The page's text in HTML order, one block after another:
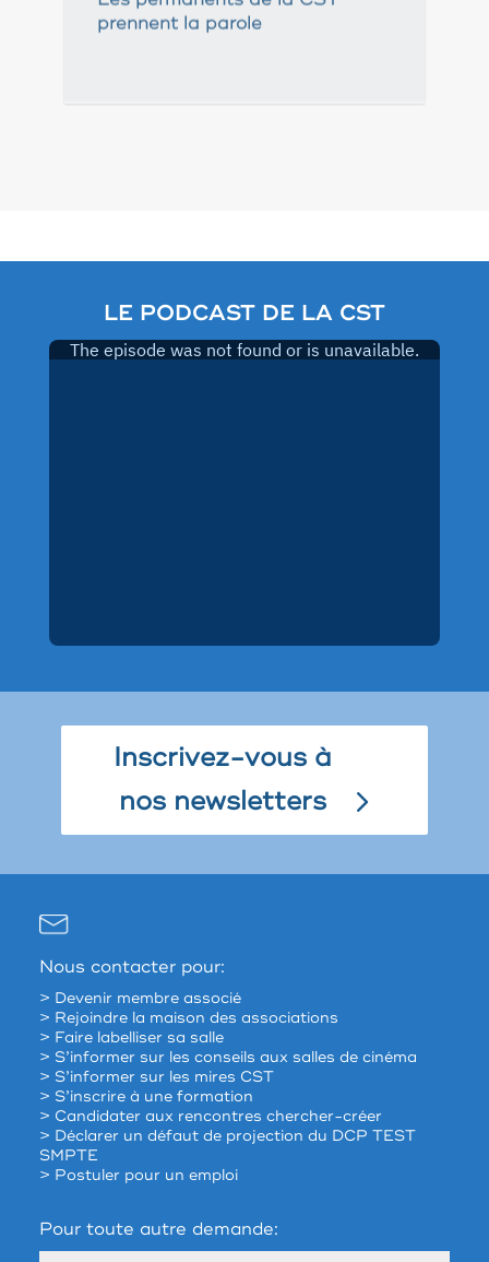
prennent la parole
LE PODCAST DE LA CST
Inscrivez-vous à
nos newsletters
Nous contacter pour:
> Devenir membre associé
> Rejoindre la maison des associations
> Faire labelliser sa salle
> S’informer sur les conseils aux salles de cinéma
> S’informer sur les mires CST
> S’inscrire à une formation
> Candidater aux rencontres chercher-créer
> Déclarer un défaut de projection du DCP TEST
SMPTE
> Postuler pour un emploi
Pour toute autre demande: